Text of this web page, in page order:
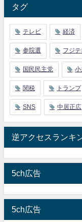
タグ
テレビ 経済
参院選 フジテ
国民民主党 小
関税 トランプ
SNS 中居正広
逆アクセスランキ
5ch広告
5ch広告